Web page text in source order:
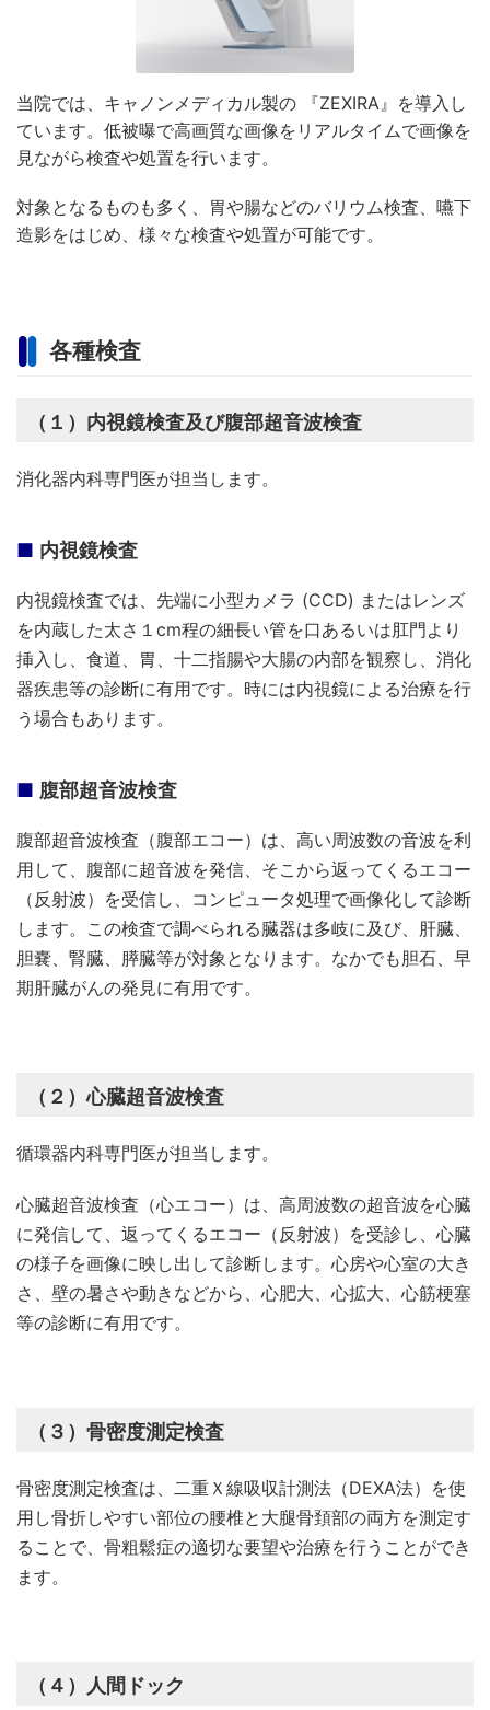
当院では、キャノンメディカル製の 『ZEXIRA』を導入し
ています。低被曝で高画質な画像をリアルタイムで画像を
見ながら検査や処置を行います。
対象となるものも多く、胃や腸などのバリウム検査、嚥下
造影をはじめ、様々な検査や処置が可能です。
各種検査
（１）内視鏡検査及び腹部超音波検査
消化器内科専門医が担当します。
内視鏡検査
内視鏡検査では、先端に小型カメラ (CCD) またはレンズ
を内蔵した太さ１cm程の細長い管を口あるいは肛門より
挿入し、食道、胃、十二指腸や大腸の内部を観察し、消化
器疾患等の診断に有用です。時には内視鏡による治療を行
う場合もあります。
腹部超音波検査
腹部超音波検査（腹部エコー）は、高い周波数の音波を利
用して、腹部に超音波を発信、そこから返ってくるエコー
（反射波）を受信し、コンピュータ処理で画像化して診断
します。この検査で調べられる臓器は多岐に及び、肝臓、
胆嚢、腎臓、膵臓等が対象となります。なかでも胆石、早
期肝臓がんの発見に有用です。
（２）心臓超音波検査
循環器内科専門医が担当します。
心臓超音波検査（心エコー）は、高周波数の超音波を心臓
に発信して、返ってくるエコー（反射波）を受診し、心臓
の様子を画像に映し出して診断します。心房や心室の大き
さ、壁の暑さや動きなどから、心肥大、心拡大、心筋梗塞
等の診断に有用です。
（３）骨密度測定検査
骨密度測定検査は、二重Ｘ線吸収計測法（DEXA法）を使
用し骨折しやすい部位の腰椎と大腿骨頚部の両方を測定す
ることで、骨粗鬆症の適切な要望や治療を行うことができ
ます。
（４）人間ドック